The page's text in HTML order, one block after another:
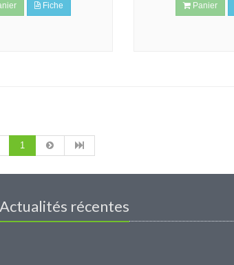
Fiche Panier
1
Actualités récentes